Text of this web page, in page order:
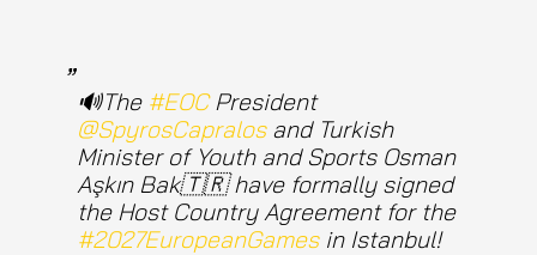
🔊The #EOCPresident
@SpyrosCapralosand Turkish
Minister of Youth and Sports Osman
Aşkın Bak🇹🇷 have formally signed
the Host Country Agreement for the
#2027EuropeanGamesin Istanbul!